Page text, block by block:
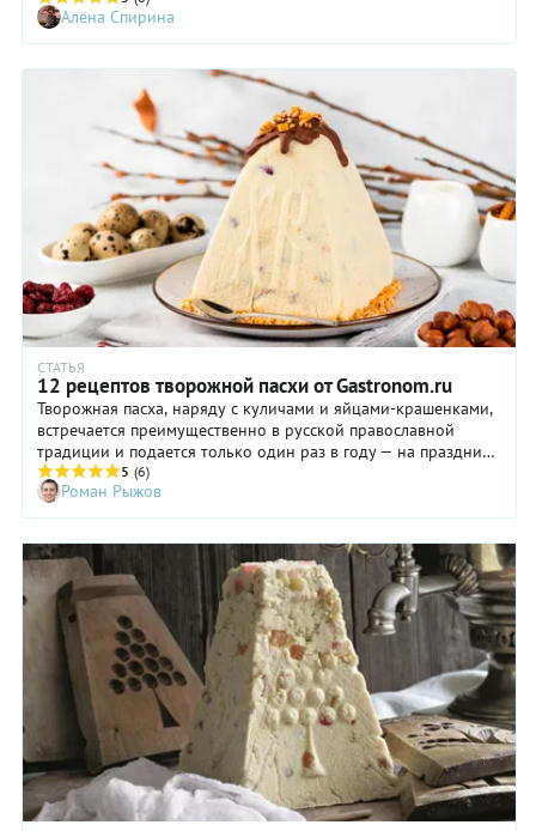
популярности — социальные сети, в которых кондитеры
публикуют фото этих миниатюрных, изящных,
разнообразных по оформлению тортиков. Да, они очень
фотогеничны и привлекают всеобщее внимание.
Алёна Спирина
СТАТЬЯ
12 рецептов творожной пасхи от Gastronom.ru
Творожная пасха, наряду с куличами и яйцами-крашенками,
встречается преимущественно в русской православной
традиции и подается только один раз в году — на праздник
Пасхи. Технологию ее приготовления сложной не назвать,
однако блюдо требует внимания, времени и терпения. В
нашей подборке собраны надежные рецепты, с которыми
пасха обязательно получится.
5 (6)
Роман Рыжов